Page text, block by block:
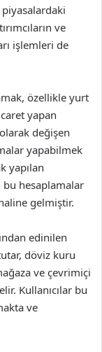
ve
işlemleri de
özellikle yurt
yapan
değişen
yapabilmek
yapılan
bu hesaplamalar
gelmiştir.
edinilen
döviz kuru
ve çevrimiçi
Kullanıcılar bu
ve